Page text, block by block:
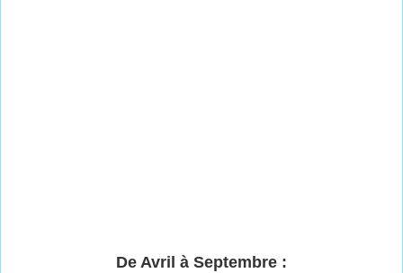
De Avril à Septembre :